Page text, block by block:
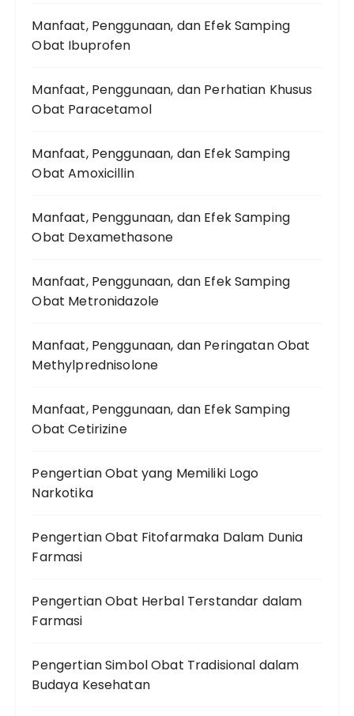
Manfaat, Penggunaan, dan Efek Samping
Obat Ibuprofen
Manfaat, Penggunaan, dan Perhatian Khusus
Obat Paracetamol
Manfaat, Penggunaan, dan Efek Samping
Obat Amoxicillin
Manfaat, Penggunaan, dan Efek Samping
Obat Dexamethasone
Manfaat, Penggunaan, dan Efek Samping
Obat Metronidazole
Manfaat, Penggunaan, dan Peringatan Obat
Methylprednisolone
Manfaat, Penggunaan, dan Efek Samping
Obat Cetirizine
Pengertian Obat yang Memiliki Logo
Narkotika
Pengertian Obat Fitofarmaka Dalam Dunia
Farmasi
Pengertian Obat Herbal Terstandar dalam
Farmasi
Pengertian Simbol Obat Tradisional dalam
Budaya Kesehatan